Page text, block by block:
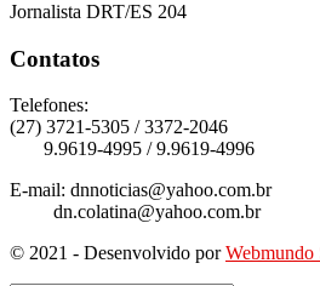
Jornalista DRT/ES 204
Contatos
Telefones:
(27) 3721-5305 / 3372-2046
9.9619-4995 / 9.9619-4996
E-mail: dnnoticias@yahoo.com.br
dn.colatina@yahoo.com.br
© 2021 - Desenvolvido porWebmundo